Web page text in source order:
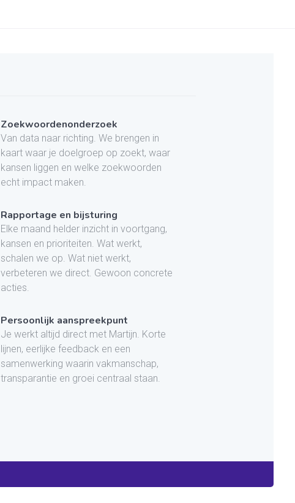
Zoekwoordenonderzoek
Van data naar richting. We brengen in
kaart waar je doelgroep op zoekt, waar
kansen liggen en welke zoekwoorden
echt impact maken.
Rapportage en bijsturing
Elke maand helder inzicht in voortgang,
kansen en prioriteiten. Wat werkt,
schalen we op. Wat niet werkt,
verbeteren we direct. Gewoon concrete
acties.
Persoonlijk aanspreekpunt
Je werkt altijd direct met Martijn. Korte
lijnen, eerlijke feedback en een
samenwerking waarin vakmanschap,
transparantie en groei centraal staan.
0
Geen producten in je
winkelwagen.